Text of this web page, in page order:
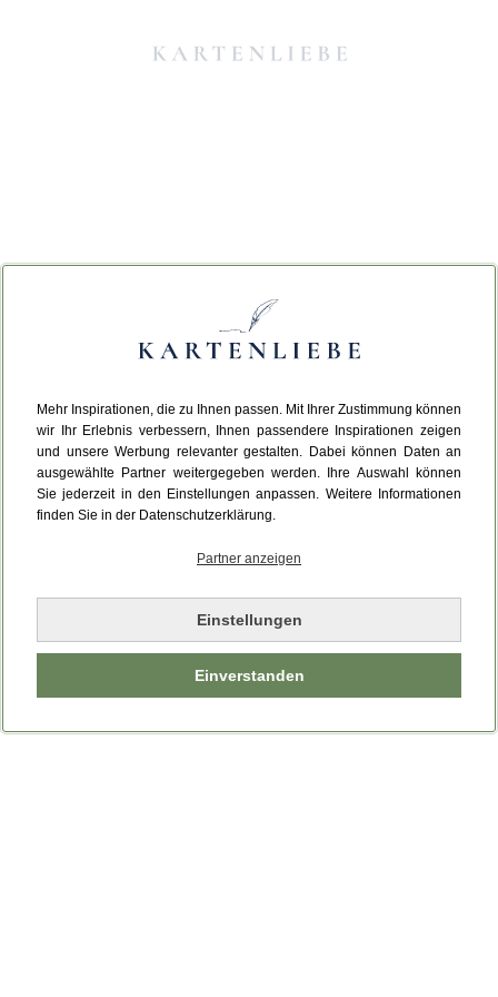
Mehr Inspirationen, die zu Ihnen passen. Mit Ihrer Zustimmung können
wir Ihr Erlebnis verbessern, Ihnen passendere Inspirationen zeigen
und unsere Werbung relevanter gestalten. Dabei können Daten an
ausgewählte Partner weitergegeben werden. Ihre Auswahl können
Sie jederzeit in den Einstellungen anpassen. Weitere Informationen
finden Sie in der Datenschutzerklärung.
Partner anzeigen
Einstellungen
Einverstanden
Da ist etwas schiefgelaufen.
Leider ist ein technischer Fehler aufgetreten.
Bitte laden Sie die Seite neu.